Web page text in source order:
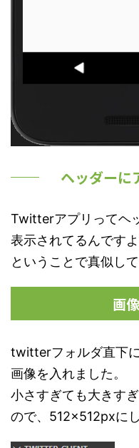
ヘッダーに
Twitterアプリってヘ
表示されてるんですよ
ということで真似して
画
twitterフォルダ直下
画像を入れました。
小さすぎても大きす
ので、512×512pxにし